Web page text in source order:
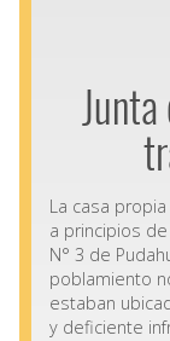
La casa
a principios
N° 3 de
poblamiento
estaban
y deficiente